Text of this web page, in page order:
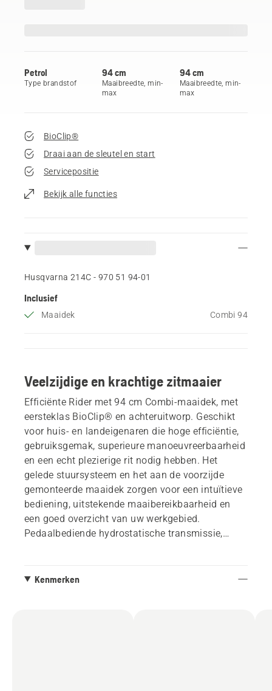
Petrol
Type brandstof
94 cm
Maaibreedte, min-
max
94 cm
Maaibreedte, min-
max
BioClip®
Draai aan de sleutel en start
Servicepositie
Bekijk alle functies
Husqvarna 214C - 970 51 94‑01
Inclusief
Maaidek Combi 94
Veelzijdige en krachtige zitmaaier
Efficiënte Rider met 94 cm Combi-maaidek, met
eersteklas BioClip® en achteruitworp. Geschikt
voor huis- en landeigenaren die hoge efficiëntie,
gebruiksgemak, superieure manoeuvreerbaarheid
en een echt plezierige rit nodig hebben. Het
gelede stuursysteem en het aan de voorzijde
gemonteerde maaidek zorgen voor een intuïtieve
bediening, uitstekende maaibereikbaarheid en
een goed overzicht van uw werkgebied.
Pedaalbediende hydrostatische transmissie,
tot een plezier. Het maaidek kan gemakkelijk in
Kenmerken